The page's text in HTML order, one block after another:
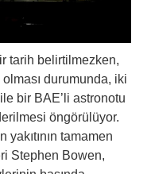
tarih belirtilmezken,
durumunda, iki
bir BAE’li astronotu
öngörülüyor.
tamamen
Stephen Bowen,